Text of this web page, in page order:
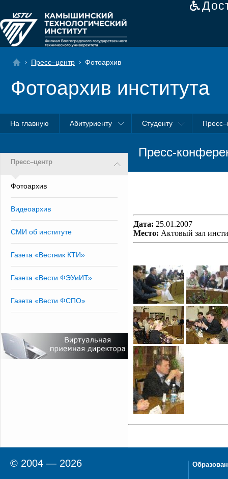
Пресс–центр Фотоархив
Фотоархив института
На главную Абитуриенту Студенту
Пресс–центр
Фотоархив
Видеоархив
СМИ об институте
Газета «Вестник КТИ»
Газета «Вести ФЭУиИТ»
Газета «Вести ФСПО»
Пресс-
Дата: 25.01.2007
Место: Актовый зал
© 2004 — 2026